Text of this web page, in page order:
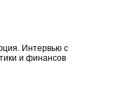
Интервью с
и финансов